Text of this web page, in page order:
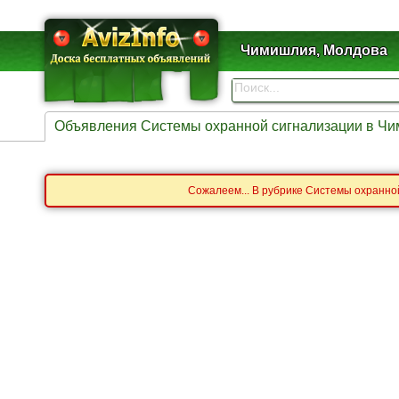
Чимишлия, Молдова
Объявления Системы охранной сигнализации в
Сожалеем... В рубрике Системы